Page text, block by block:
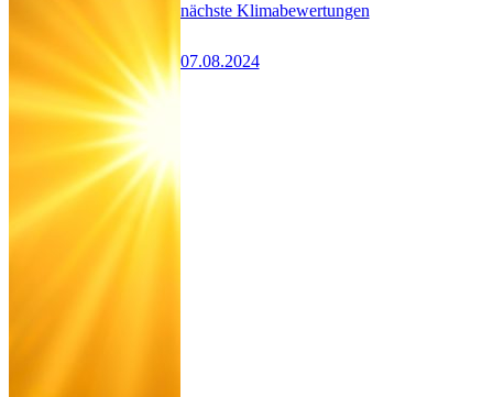
nächste Klimabewertungen
07.08.2024